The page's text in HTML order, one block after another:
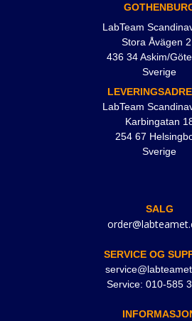
LabTeam
Stora Åvägen
436 34 Askim/
Sverige
LabTeam
Karbingatan
254 67
Sverige
SALG
SERVICE OG
Service: 010-585